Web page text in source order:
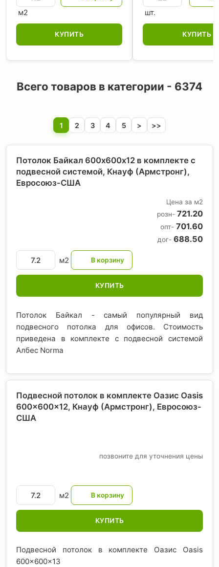
м2
КУПИТЬ
шт.
КУПИТЬ
Всего товаров в категории - 6374
1 2 3 4 5 > >>
Потолок Байкал 600x600х12 в комплекте с
подвесной системой, Кнауф (Армстронг),
Евросоюз-США
Цена за м2
розн- 721.20
опт- 701.60
дог- 688.50
м2
КУПИТЬ
Потолок Байкал - самый популярный вид
подвесного потолка для офисов. Стоимость
приведена в комплекте с подвесной системой
Албес Norma
Подвесной потолок в комплекте Оазис Oasis
600x600x12, Кнауф (Армстронг), Евросоюз-
США
позвоните для уточнения цены
м2
КУПИТЬ
Подвесной потолок в комплекте Оазис Oasis
600x600x13